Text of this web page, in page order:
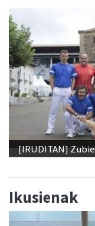
[IRUDITAN]
Ikusienak